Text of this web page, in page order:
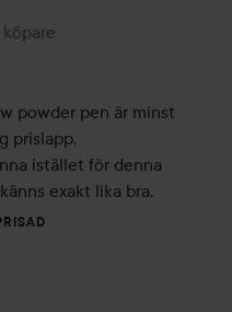
powder pen är minst
prislapp,
istället för denna
exakt lika bra.